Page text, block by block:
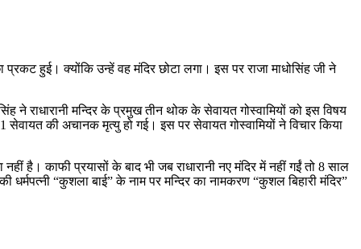
हुई। क्योंकि उन्हें वह मंदिर छोटा लगा। इस पर राजा माधोसिंह जी ने
ने राधारानी मन्दिर के प्रमुख तीन थोक के सेवायत गोस्वामियों को इस विषय
की अचानक मृत्यु हो गई। इस पर सेवायत गोस्वामियों ने विचार किया
है। काफी प्रयासों के बाद भी जब राधारानी नए मंदिर में नहीं गईं तो 8 साल
धर्मपत्नी “कुशला बाई” के नाम पर मन्दिर का नामकरण “कुशल बिहारी मंदिर”